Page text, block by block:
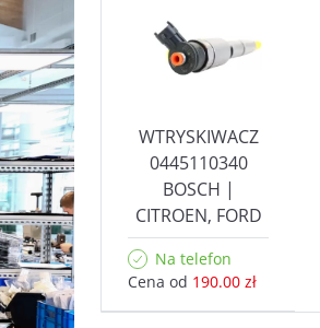
WTRYSKIWACZ
0445110340
BOSCH |
CITROEN, FORD
Na telefon
Cena od 190.00 zł